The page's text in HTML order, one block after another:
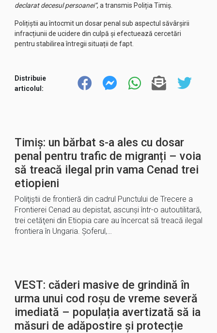
declarat decesul persoanei“, a transmis Poliția Timiș.
Polițiștii au întocmit un dosar penal sub aspectul săvârșirii
infracțiunii de ucidere din culpă și efectuează cercetări
pentru stabilirea întregii situații de fapt.
Distribuie
articolul:
Timiș: un bărbat s-a ales cu dosar
penal pentru trafic de migranți – voia
să treacă ilegal prin vama Cenad trei
etiopieni
Poliţiştii de frontieră din cadrul Punctului de Trecere a
Frontierei Cenad au depistat, ascunşi într-o autoutilitară,
trei cetăţeni din Etiopia care au încercat să treacă ilegal
frontiera în Ungaria. Șoferul,…
VEST: căderi masive de grindină în
urma unui cod roșu de vreme severă
imediată – populația avertizată să ia
măsuri de adăpostire şi protecție